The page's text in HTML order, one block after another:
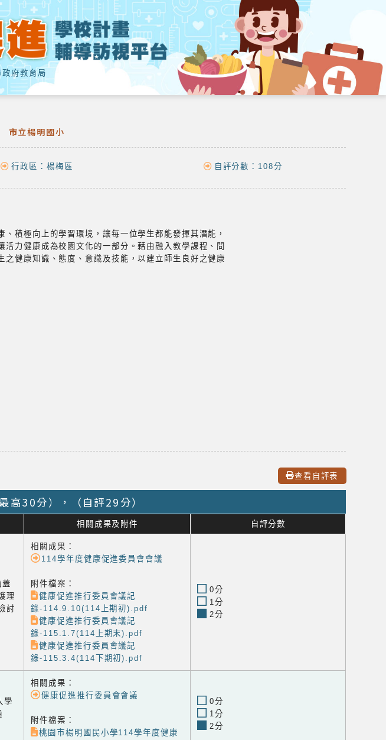
政府教育局
市立楊明國小
行政區： 楊梅區 自評分數： 108分
積極向上的學習環境，讓每一位學生都能發揮其潛能，
力健康成為校園文化的一部分。藉由融入教學課程、問
健康知識、態度、意識及技能，以建立師生良好之健康
查看自評表
高30分），（自評29分）
相關成果及附件 自評分數
理
討
相關成果：
114學年度健康促進委員會會議
附件檔案：
健康促進推行委員會議記
錄-114.9.10(114上期初).pdf
健康促進推行委員會議記
錄-115.1.7(114上期末).pdf
健康促進推行委員會議記
錄-115.3.4(114下期初).pdf
0分
1分
2分
學
相關成果：
健康促進推行委員會會議
附件檔案：
桃園市楊明國民小學114學年度健康
0分
1分
2分